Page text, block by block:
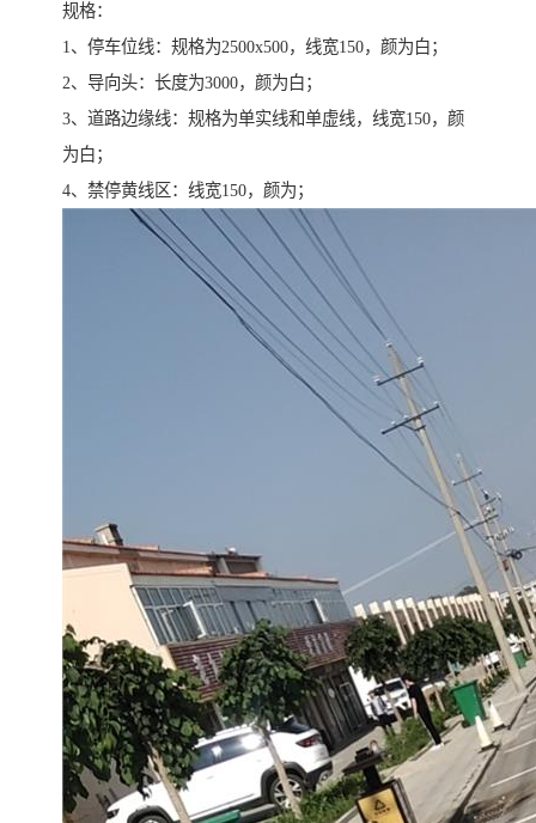
规格：
1、停车位线：规格为2500x500，线宽150，颜为白；
2、导向头：长度为3000，颜为白；
3、道路边缘线：规格为单实线和单虚线，线宽150，颜
为白；
4、禁停黄线区：线宽150，颜为；